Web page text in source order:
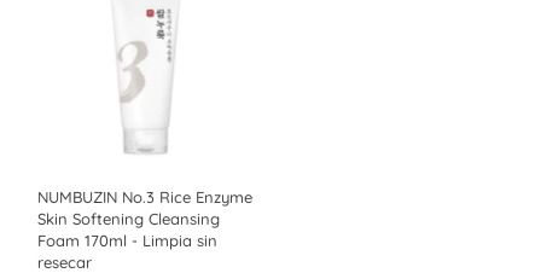
NUMBUZIN No.3 Rice Enzyme
Skin Softening Cleansing
Foam 170ml - Limpia sin
resecar